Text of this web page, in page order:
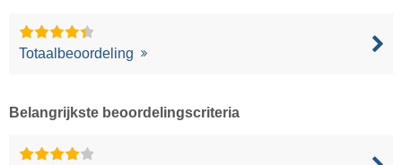
Totaalbeoordeling
Belangrijkste beoordelingscriteria